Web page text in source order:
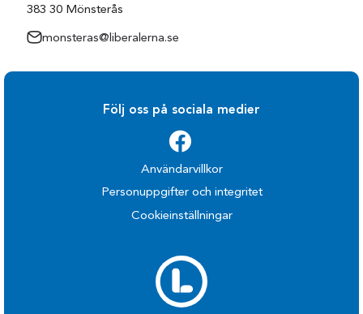
383 30 Mönsterås
monsteras@liberalerna.se
Följ oss på sociala medier
Användarvillkor
Personuppgifter och integritet
Cookieinställningar